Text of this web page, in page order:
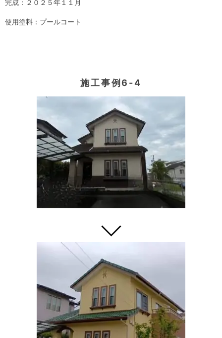
完成：２０２５年１１月
使用塗料：プールコート
施工事例6-4